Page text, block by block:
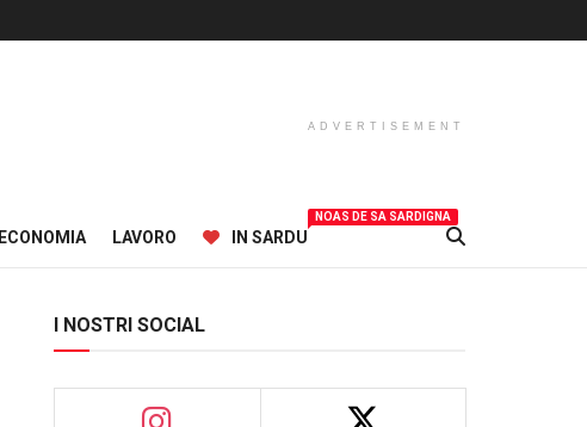
ADVERTISEMENT
ECONOMIA LAVORO IN SARDU
NOAS DE SA SARDIGNA
I NOSTRI SOCIAL